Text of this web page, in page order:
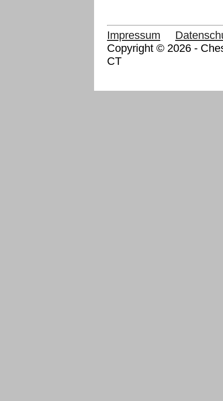
Impressum
Copyright © 2026 -
CT